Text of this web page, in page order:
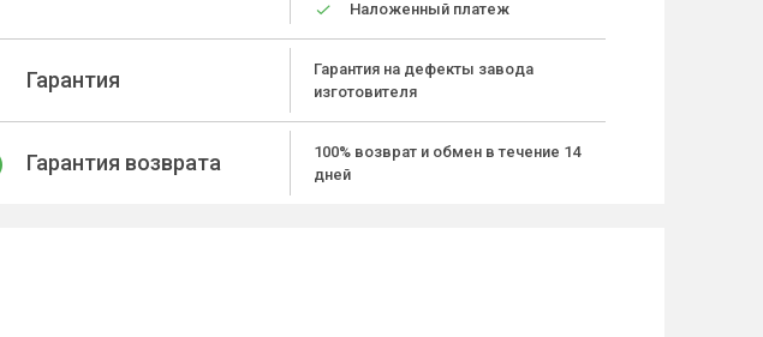
Наложенный платеж
Гарантия
Гарантия на дефекты завода
изготовителя
Гарантия возврата
100% возврат и обмен в течение 14
дней